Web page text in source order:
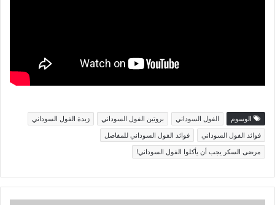
الوسوم الفول السوداني بروتين الفول السوداني
زبدة الفول السوداني
فوائد الفول السوداني
فوائد الفول السوداني للمفاصل
مرضى السكر يجب أن يأكلوا الفول السوداني!